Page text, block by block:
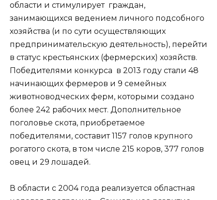
области и стимулирует граждан,
занимающихся ведением личного подсобного
хозяйства (и по сути осуществляющих
предпринимательскую деятельность), перейти
в статус крестьянских (фермерских) хозяйств.
Победителями конкурса в 2013 году стали 48
начинающих фермеров и 9 семейных
животноводческих ферм, которыми создано
более 242 рабочих мест. Дополнительное
поголовье скота, приобретаемое
победителями, составит 1157 голов крупного
рогатого скота, в том числе 215 коров, 377 голов
овец и 29 лошадей.
В области с 2004 года реализуется областная